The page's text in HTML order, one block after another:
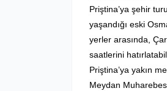
Priştina’ya şehir
yaşandığı eski
yerler arasında,
saatlerini
Priştina’ya yakın
Meydan